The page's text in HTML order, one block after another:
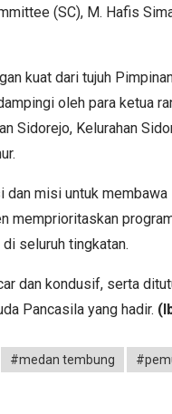
(SC), M. Hafis
kuat dari tujuh
oleh para ketua
Sidorejo, Kelurahan
dan misi untuk
memprioritaskan
seluruh tingkatan.
dan kondusif, serta
Pancasila yang hadir.
#medan tembung